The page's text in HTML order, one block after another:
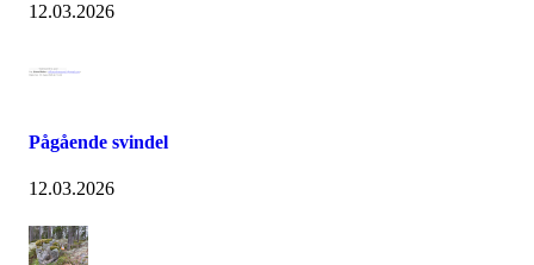
12.03.2026
Pågående svindel
12.03.2026